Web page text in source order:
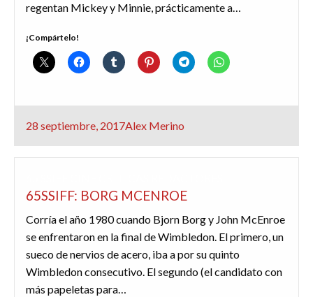
regentan Mickey y Minnie, prácticamente a…
¡Compártelo!
Publicado
28 septiembre, 2017Alex Merino
65SSIFF: BORG MCENROE
Corría el año 1980 cuando Bjorn Borg y John McEnroe
se enfrentaron en la final de Wimbledon. El primero, un
sueco de nervios de acero, iba a por su quinto
Wimbledon consecutivo. El segundo (el candidato con
más papeletas para…